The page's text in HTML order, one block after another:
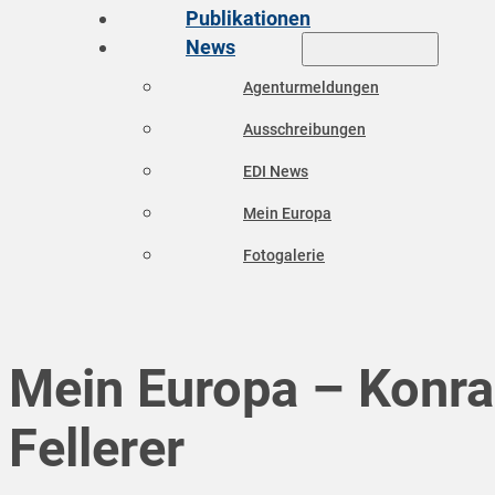
Publikationen
News
Agenturmeldungen
Ausschreibungen
EDI News
Mein Europa
Fotogalerie
Mein Europa –
Fellerer